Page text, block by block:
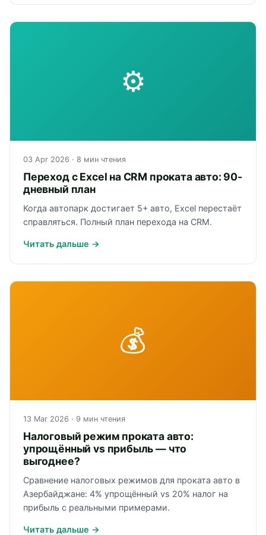
⚙
03 Apr 2026 · 8 мин чтения
Переход с Excel на CRM проката авто: 90-
дневный план
Когда автопарк достигает 5+ авто, Excel перестаёт
справляться. Полный план перехода на CRM.
Читать дальше →
💰
13 Mar 2026 · 9 мин чтения
Налоговый режим проката авто:
упрощённый vs прибыль — что
выгоднее?
Сравнение налоговых режимов для проката авто в
Азербайджане: 4% упрощённый vs 20% налог на
прибыль с реальными примерами.
Читать дальше →